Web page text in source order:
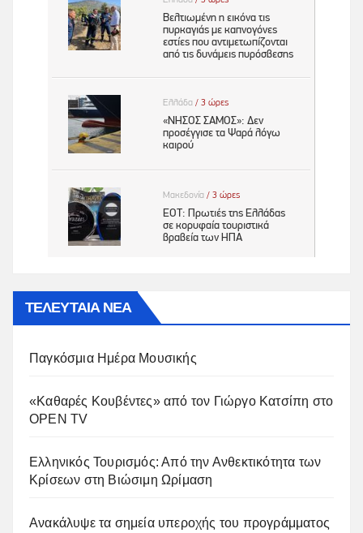
ΤΕΛΕΥΤΑΙΑ ΝΕΑ
Παγκόσμια Ημέρα Μουσικής
«Καθαρές Κουβέντες» από τον Γιώργο Κατσίπη στο
OPEN TV
Ελληνικός Τουρισμός: Από την Ανθεκτικότητα των
Κρίσεων στη Βιώσιμη Ωρίμαση
Ανακάλυψε τα σημεία υπεροχής του προγράμματος